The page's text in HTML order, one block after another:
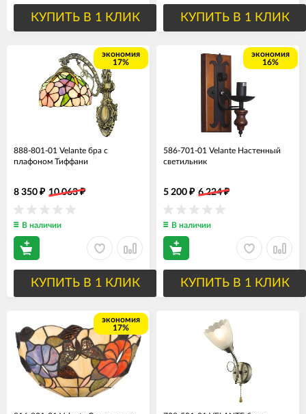
КУПИТЬ В 1 КЛИК КУПИТЬ В 1 КЛИК
экономия
17%
888-801-01 Velante бра с
плафоном Тиффани
8 350 ₽ 10 063₽
В наличии
КУПИТЬ В 1 КЛИК
экономия
16%
586-701-01 Velante Настенный
светильник
5 200 ₽ 6 224₽
В наличии
КУПИТЬ В 1 КЛИК
экономия
17%